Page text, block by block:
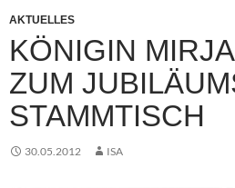
AKTUELLES
KÖNIGIN
ZUM
STAMMTISCH
30.05.2012 ISA